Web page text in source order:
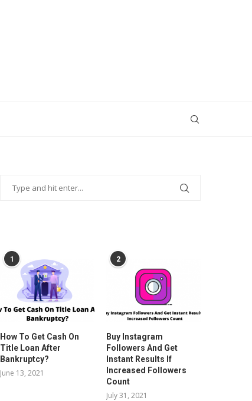
1
How To Get Cash On
Title Loan After
Bankruptcy?
June 13, 2021
2
Buy Instagram
Followers And Get
Instant Results If
Increased Followers
Count
July 31, 2021